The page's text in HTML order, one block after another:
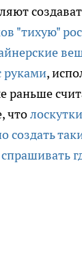
"тихую"
руками,
раньше
что
создать